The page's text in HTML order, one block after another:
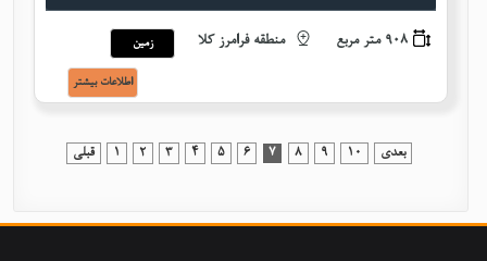
908 متر مربع منطقه فرامرز کلا زمین
اطلاعات بيشتر
قبلی 1 2 3 4 5 6 7 8 9 10 بعدی